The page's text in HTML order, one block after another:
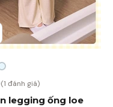
(1 đánh giá)
legging ống loe